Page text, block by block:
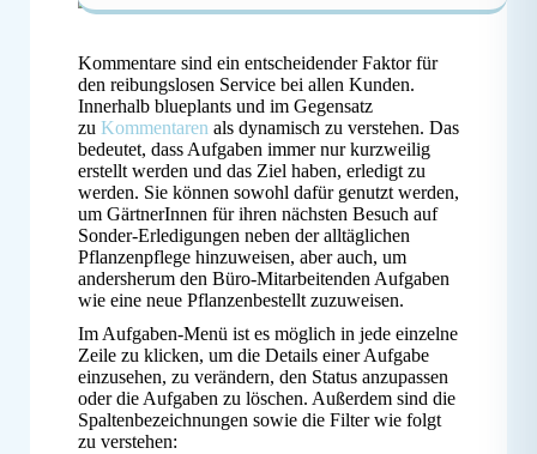
Kommentare sind ein entscheidender Faktor für
den reibungslosen Service bei allen Kunden.
Innerhalb blueplants und im Gegensatz
zu Kommentaren als dynamisch zu verstehen. Das
bedeutet, dass Aufgaben immer nur kurzweilig
erstellt werden und das Ziel haben, erledigt zu
werden. Sie können sowohl dafür genutzt werden,
um GärtnerInnen für ihren nächsten Besuch auf
Sonder-Erledigungen neben der alltäglichen
Pflanzenpflege hinzuweisen, aber auch, um
andersherum den Büro-Mitarbeitenden Aufgaben
wie eine neue Pflanzenbestellt zuzuweisen.
Im Aufgaben-Menü ist es möglich in jede einzelne
Zeile zu klicken, um die Details einer Aufgabe
einzusehen, zu verändern, den Status anzupassen
oder die Aufgaben zu löschen. Außerdem sind die
Spaltenbezeichnungen sowie die Filter wie folgt
zu verstehen: